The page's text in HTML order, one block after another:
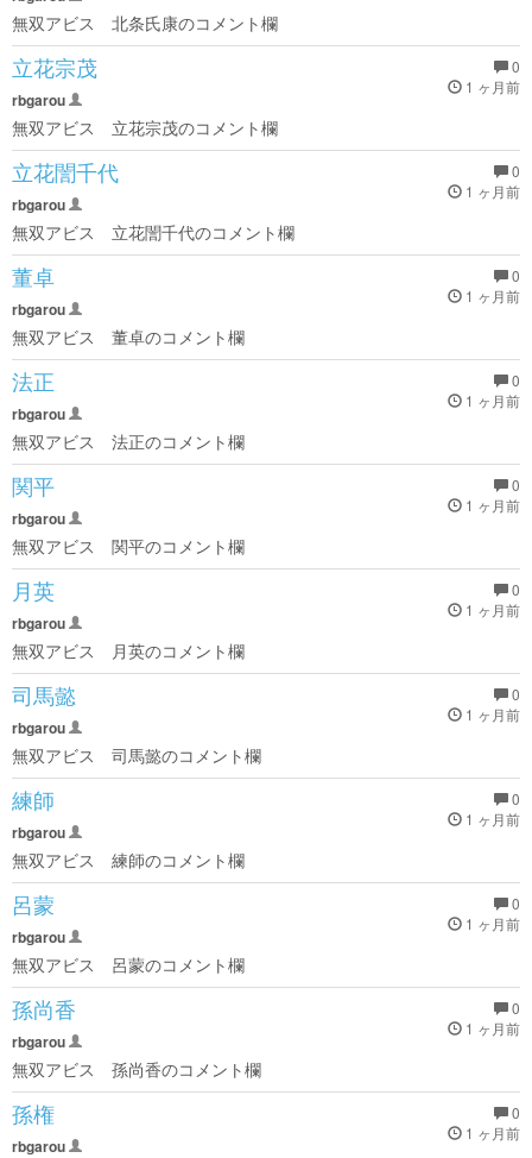
無双アビス 北条氏康のコメント欄
0
1 ヶ月前
立花宗茂
rbgarou
無双アビス 立花宗茂のコメント欄
0
1 ヶ月前
立花誾千代
rbgarou
無双アビス 立花誾千代のコメント欄
0
1 ヶ月前
董卓
rbgarou
無双アビス 董卓のコメント欄
0
1 ヶ月前
法正
rbgarou
無双アビス 法正のコメント欄
0
1 ヶ月前
関平
rbgarou
無双アビス 関平のコメント欄
0
1 ヶ月前
月英
rbgarou
無双アビス 月英のコメント欄
0
1 ヶ月前
司馬懿
rbgarou
無双アビス 司馬懿のコメント欄
0
1 ヶ月前
練師
rbgarou
無双アビス 練師のコメント欄
0
1 ヶ月前
呂蒙
rbgarou
無双アビス 呂蒙のコメント欄
0
1 ヶ月前
孫尚香
rbgarou
無双アビス 孫尚香のコメント欄
0
1 ヶ月前
孫権
rbgarou